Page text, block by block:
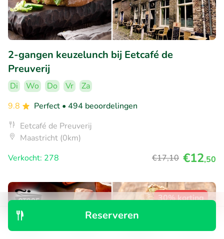
Reserveren
2-gangen keuzelunch bij Eetcafé de
Preuverij
Di Wo Do Vr
Za
9.8
Perfect • 494 beoordelingen
Eetcafé de Preuverij
Maastricht (0km)
Verkocht: 278
€17,10 €12,50
30% korting